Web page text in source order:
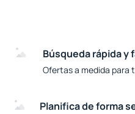
Búsqueda rápida y
Ofertas a medida para
Planifica de forma